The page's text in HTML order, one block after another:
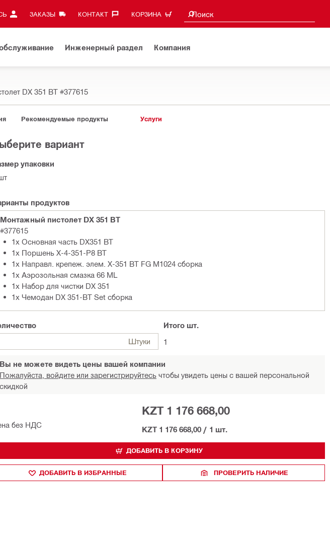
ЗАКАЗЫ КОНТАКТ‎ КОРЗИНА Поиск
Поиск предложений
Инженерный раздел Компания
DX 351 BT #377615
Рекомендуемые продукты Услуги
вариант
упаковки
продуктов
Монтажный пистолет DX 351 BT
#377615
1x Основная часть DX351 BT
1x Поршень X-4-351-P8 BT
1x Направл. крепеж. элем. X-351 BT FG M1024 сборка
1x Аэрозольная смазка 66 ML
1x Набор для чистки DX 351
1x Чемодан DX 351-BT Set сборка
Штуки
Итого шт.
1
Вы не можете видеть цены вашей компании
Пожалуйста, войдите или зарегистрируйтесь чтобы увидеть цены с вашей персональной
скидкой
без НДС
KZT 1 176 668,00
KZT 1 176 668,00 / 1 шт.
ДОБАВИТЬ В КОРЗИНУ
ДОБАВИТЬ В ИЗБРАННЫЕ ПРОВЕРИТЬ НАЛИЧИЕ